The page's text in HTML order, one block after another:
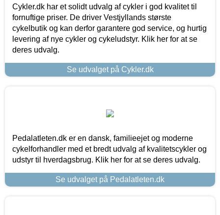
Cykler.dk har et solidt udvalg af cykler i god kvalitet til
fornuftige priser. De driver Vestjyllands største
cykelbutik og kan derfor garantere god service, og hurtig
levering af nye cykler og cykeludstyr. Klik her for at se
deres udvalg.
Se udvalget på Cykler.dk
Pedalatleten.dk er en dansk, familieejet og moderne
cykelforhandler med et bredt udvalg af kvalitetscykler og
udstyr til hverdagsbrug. Klik her for at se deres udvalg.
Se udvalget på Pedalatleten.dk